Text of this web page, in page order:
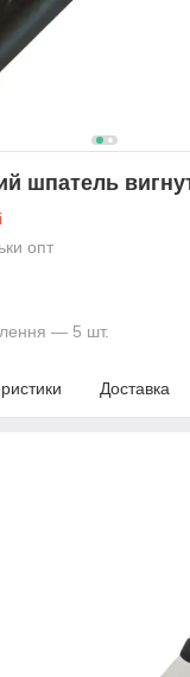
шпатель
опт
— 5 шт.
Доставка